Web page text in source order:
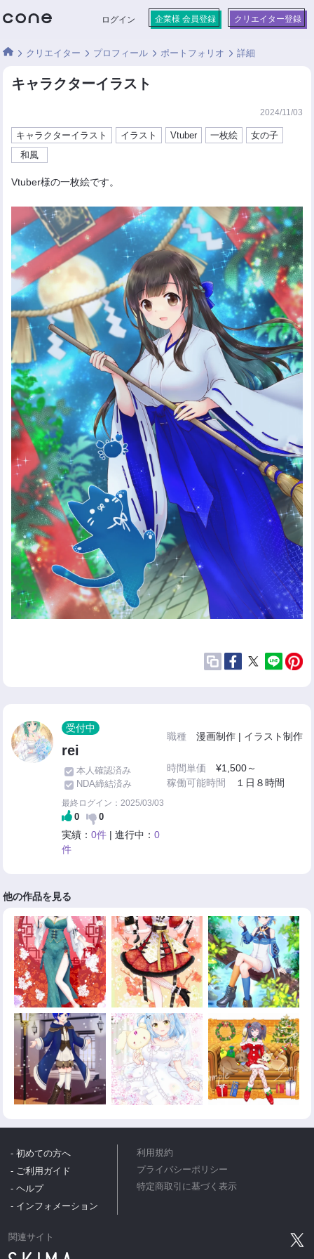
ログイン 企業様 会員登録 クリエイター登録
クリエイター プロフィール ポートフォリオ 詳細
キャラクターイラスト
2024/11/03
キャラクターイラスト イラスト Vtuber 一枚絵
女の子
和風
Vtuber様の一枚絵です。
受付中
rei
本人確認済み
NDA締結済み
最終ログイン：2025/03/03
0 0
実績：0件 | 進行中：0
件
職種 漫画制作 | イラスト制作
時間単価 ¥1,500～
稼働可能時間
１日８時間
他の作品を見る
- 初めての方へ
- ご利用ガイド
- ヘルプ
- インフォメーション
利用規約
プライバシーポリシー
特定商取引に基づく表示
関連サイト